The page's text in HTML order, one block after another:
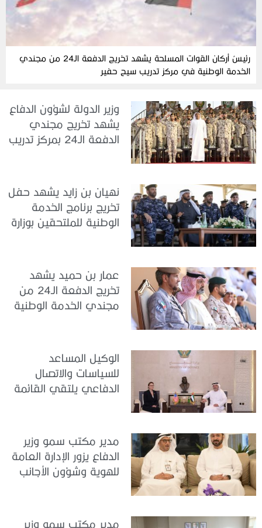
رئيسُ أركان القوات المسلحة يشهد تخريج الدفعة الـ24 من مجندي
الخدمة الوطنية في مركز تدريب سيح حفير
وزير الدولة لشؤون الدفاع
يشهد تخريج مجندي
الدفعة الـ24 بمركز تدريب
نهيان بن زايد يشهد حفل
تخريج برنامج الخدمة
الوطنية للملتحقين بوزارة
عمار بن حميد يشهد
تخريج الدفعة الـ24 من
مجندي الخدمة الوطنية
الوكيل المساعد
للسياسات والاتصال
الدفاعي يلتقي القائمة
مدير مكتب سمو وزير
الدفاع يزور الإدارة العامة
للهوية وشؤون الأجانب
مدير مكتب سمو وزير